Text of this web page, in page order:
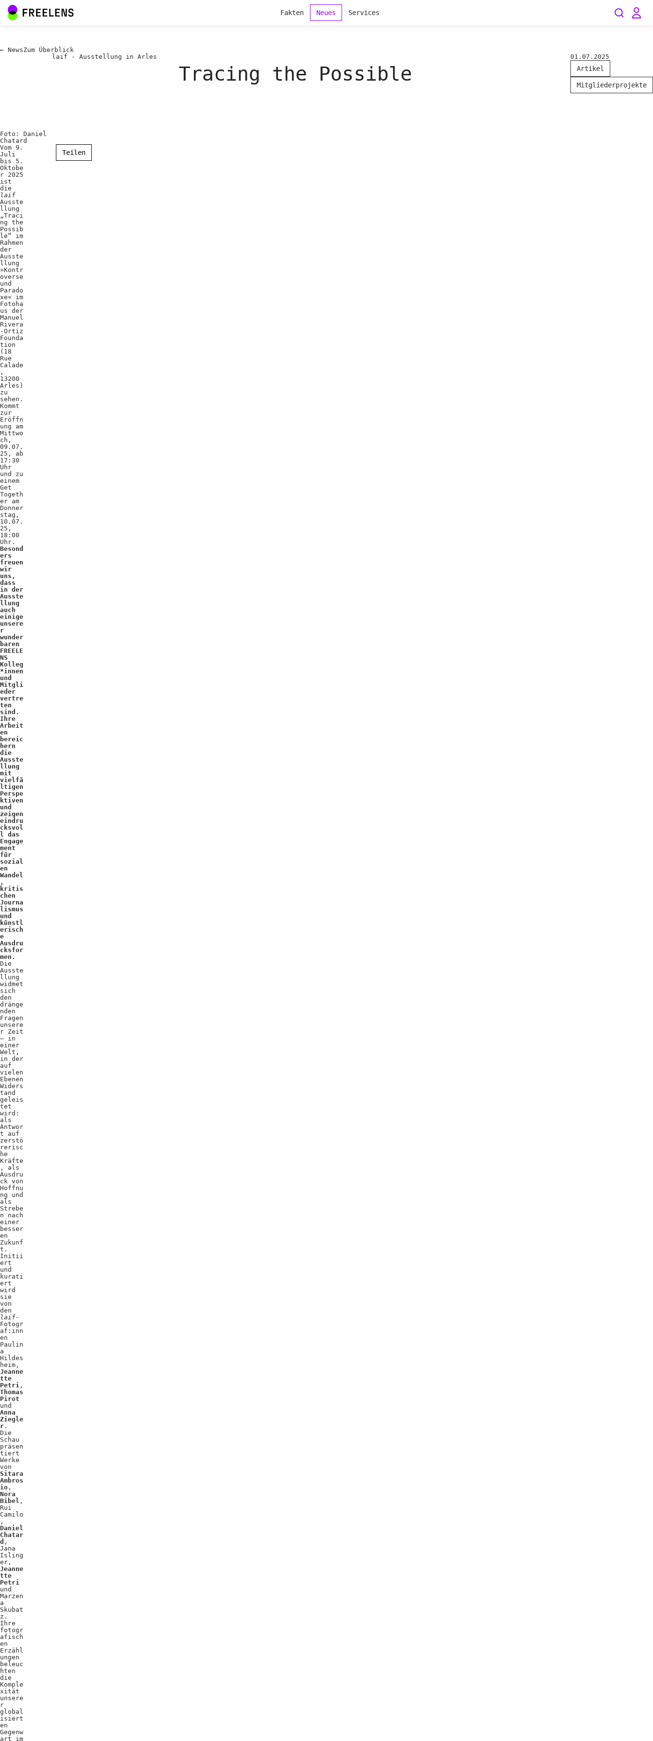
Fakten Neues Services
← NewsZum Überblick
laif - Ausstellung in Arles
Tracing the Possible
01.07.2025
Artikel
Mitgliederprojekte
Foto: Daniel
Chatard
Vom 9.
Juli
bis 5.
Oktobe
r 2025
ist
die
laif
Ausste
llung
„Traci
ng the
Possib
le“ im
Rahmen
der
Ausste
llung
»Kontr
overse
und
Parado
xe« im
Fotoha
us der
Manuel
Rivera
-Ortiz
Founda
tion
(18
Rue
Calade
,
13200
Arles)
zu
sehen.
Kommt
zur
Eröffn
ung am
Mittwo
ch,
09.07.
25, ab
17:30
Uhr
und zu
einem
Get
Togeth
er am
Donner
stag,
10.07.
25,
18:00
Uhr.
Besond
ers
freuen
wir
uns,
dass
in der
Ausste
llung
auch
einige
unsere
r
wunder
baren
FREELE
NS
Kolleg
*innen
und
Mitgli
eder
vertre
ten
sind.
Ihre
Arbeit
en
bereic
hern
die
Ausste
llung
mit
vielfä
ltigen
Perspe
ktiven
und
zeigen
eindru
cksvol
l das
Engage
ment
für
sozial
en
Wandel
,
kritis
chen
Journa
lismus
und
künstl
erisch
e
Ausdru
cksfor
men.
Die
Ausste
llung
widmet
sich
den
dränge
nden
Fragen
unsere
r Zeit
– in
einer
Welt,
in der
auf
vielen
Ebenen
Widers
tand
geleis
tet
wird:
als
Antwor
t auf
zerstö
rerisc
he
Kräfte
, als
Ausdru
ck von
Hoffnu
ng und
als
Strebe
n nach
einer
besser
en
Zukunf
t.
Initii
ert
und
kurati
ert
wird
sie
von
den
laif-
Fotogr
af:inn
en
Paulin
a
Hildes
heim,
Jeanne
tte
Petri ,
Thomas
Pirot
und
Anna
Ziegle
r .
Die
Schau
präsen
tiert
Werke
von
Sitara
Ambros
io ,
Nora
Bibel ,
Rui
Camilo
,
Daniel
Chatar
d ,
Jana
Isling
er,
Jeanne
tte
Petri
und
Marzen
a
Skubat
z.
Ihre
fotogr
afisch
en
Erzähl
ungen
beleuc
hten
die
Komple
xität
unsere
r
global
isiert
en
Gegenw
art im
Teilen